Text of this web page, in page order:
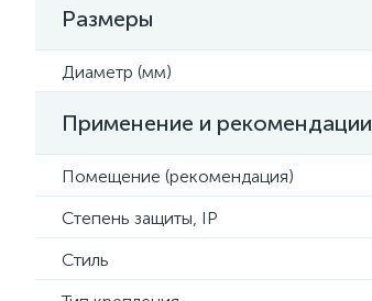
Размеры
Диаметр (мм)
Применение и рекомендации
Помещение (рекомендация)
Степень защиты, IP
Стиль